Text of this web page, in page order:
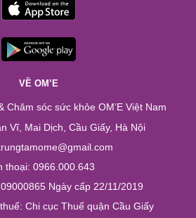
VỀ OM’E
Chăm sóc sức khỏe OM’E Việt Nam
Vĩ, Mai Dịch, Cầu Giấy, Hà Nội
thoại: 0966.000.643
Ngày cấp 22/11/2019
Chi cục Thuế quận Cầu Giấy